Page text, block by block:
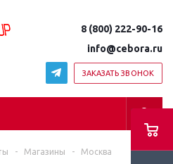
8 (800) 222-90-16
info@cebora.ru
ЗАКАЗАТЬ ЗВОНОК
- Магазины - Москва